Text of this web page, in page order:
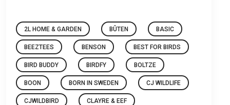
2L HOME & GARDEN BÛTEN BASIC
BEEZTEES BENSON BEST FOR BIRDS
BIRD BUDDY BIRDFY BOLTZE
BOON BORN IN SWEDEN CJ WILDLIFE
CJWILDBIRD CLAYRE & EEF